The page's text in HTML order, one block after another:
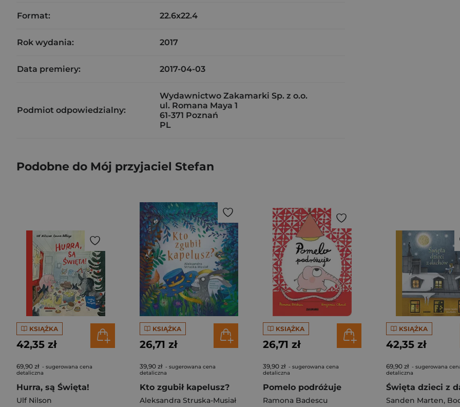
Format: 22.6x22.4
Rok wydania: 2017
Data premiery: 2017-04-03
Podmiot odpowiedzialny:
Wydawnictwo Zakamarki Sp. z o.o.
ul. Romana Maya 1
61-371 Poznań
PL
Podobne do Mój przyjaciel Stefan
KSIĄŻKA
42,35 zł
69,90 zł - sugerowana cena
detaliczna
Hurra, są Święta!
Ulf Nilson
KSIĄŻKA
26,71 zł
39,90 zł - sugerowana cena
detaliczna
Kto zgubił kapelusz?
Aleksandra Struska-Musiał
KSIĄŻKA
26,71 zł
39,90 zł - sugerowana cena
detaliczna
Pomelo podróżuje
Ramona Badescu
KSIĄŻKA
42,35 zł
69,90 zł - sugerowana
detaliczna
Sanden Marten,